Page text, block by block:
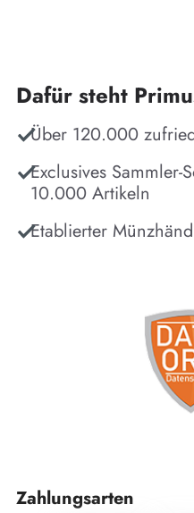
Dafür steht
Über 120.000
Exclusives
10.000 Artikeln
Etablierter
Zahlungsarten